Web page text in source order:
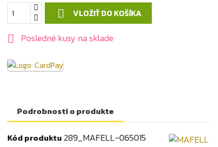
 VLOŽIŤ DO KOŠÍKA
 Posledné kusy na sklade
Podrobnosti o produkte
Kód produktu 289_MAFELL-065015